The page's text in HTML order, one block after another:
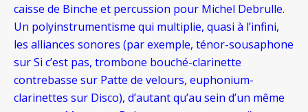
caisse de Binche et percussion pour Michel Debrulle.
Un polyinstrumentisme qui multiplie, quasi à l’infini,
les alliances sonores (par exemple, ténor-sousaphone
sur Si c’est pas, trombone bouché-clarinette
contrebasse sur Patte de velours, euphonium-
clarinettes sur Disco), d’autant qu’au sein d’un même